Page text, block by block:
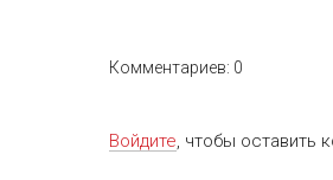
Комментариев: 0
Войдите, чтобы оставить